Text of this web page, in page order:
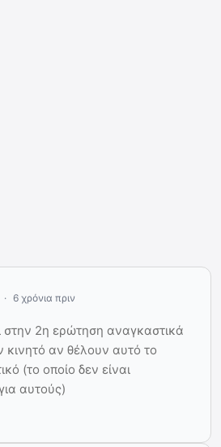
6 χρόνια πριν
στην 2η ερώτηση αναγκαστικά
αν θέλουν αυτό το
(το οποίο δεν είναι
αυτούς)